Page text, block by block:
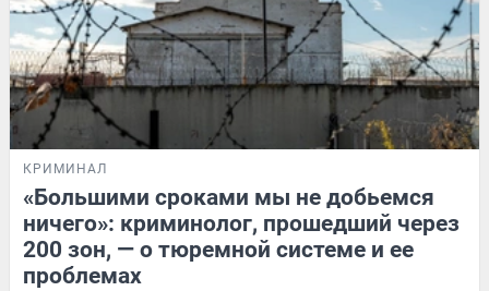
КРИМИНАЛ
«Большими сроками мы не добьемся
ничего»: криминолог, прошедший через
200 зон, — о тюремной системе и ее
проблемах